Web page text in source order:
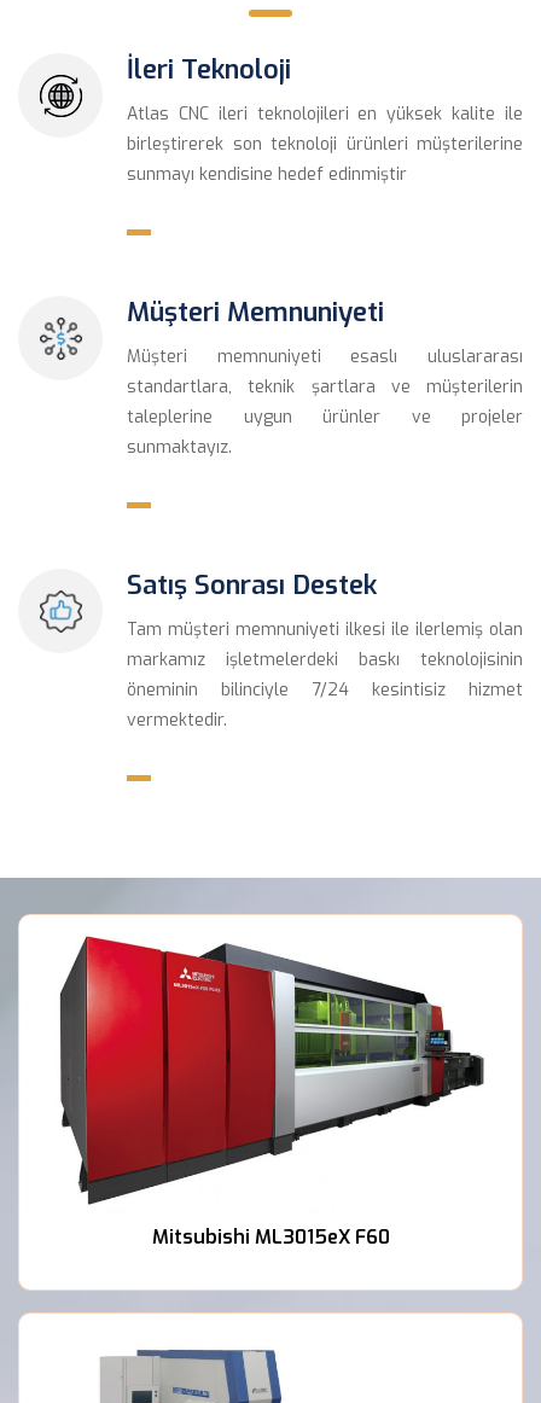
İleri Teknoloji
Atlas CNC ileri teknolojileri en yüksek kalite ile
birleştirerek son teknoloji ürünleri müşterilerine
unmayı kendisine hedef edinmiştir
Müşteri Memnuniyeti
Müşteri memnuniyeti esaslı uluslararası
tandartlara, teknik şartlara ve müşterilerin
taleplerine uygun ürünler ve projeler
unmaktayız.
Satış Sonrası Destek
Tam müşteri memnuniyeti ilkesi ile ilerlemiş olan
markamız işletmelerdeki baskı teknolojisinin
öneminin bilinciyle 7/24 kesintisiz hizmet
vermektedir.
Mitsubishi ML3015eX F60